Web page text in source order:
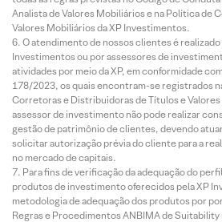
Analista de Valores Mobiliários e na Política de
Valores Mobiliários da XP Investimentos.
O atendimento de nossos clientes é
Investimentos ou por assessores de
atividades por meio da XP, em conformidade
178/2023, os quais encontram-se registrados
Corretoras e Distribuidoras de Títulos e Valores
assessor de investimento não pode realizar
gestão de patrimônio de clientes, devendo
solicitar autorização prévia do cliente para a
no mercado de capitais.
Para fins de verificação da adequação do
produtos de investimento oferecidos pela XP
metodologia de adequação dos produtos por
Regras e Procedimentos ANBIMA de Suitability